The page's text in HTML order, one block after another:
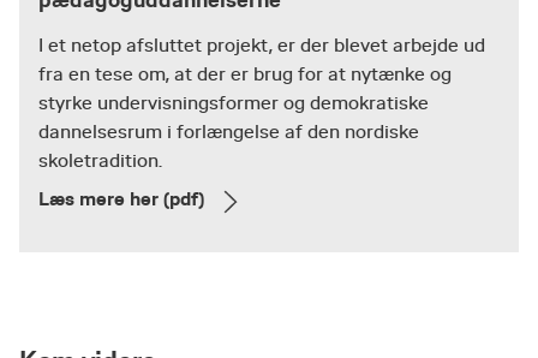
I et netop afsluttet projekt, er der blevet arbejde ud
fra en tese om, at der er brug for at nytænke og
styrke undervisningsformer og demokratiske
dannelsesrum i forlængelse af den nordiske
skoletradition.
Læs mere her (pdf)